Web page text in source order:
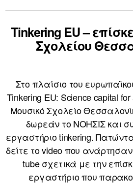
Tinkering EU –
Σχολείου
Στο πλαίσιο του
Tinkering EU: Science capital
Μουσικό Σχολείο
δωρεάν το ΝΟΗΣΙΣ και
εργαστήριο tinkering.
δείτε το video που
tube σχετικά με την
εργαστήριο που